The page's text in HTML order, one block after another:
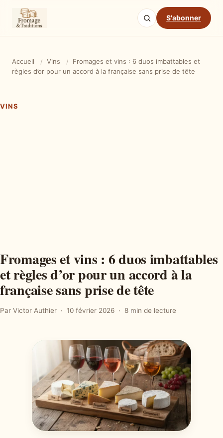
S'abonner
Accueil / Vins /
Fromages et vins : 6 duos imbattables et
règles d’or pour un accord à la française sans prise de tête
VINS
Fromages et vins : 6 duos imbattables
et règles d’or pour un accord à la
française sans prise de tête
Par Victor Authier 10 février 2026 8 min de lecture